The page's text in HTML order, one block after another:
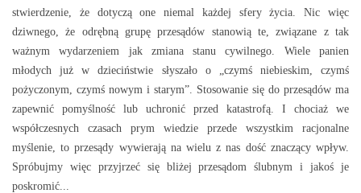
stwierdzenie, że dotyczą one niemal każdej sfery życia. Nic więc
dziwnego, że odrębną grupę przesądów stanowią te, związane z tak
ważnym wydarzeniem jak zmiana stanu cywilnego. Wiele panien
młodych już w dzieciństwie słyszało o „czymś niebieskim, czymś
pożyczonym, czymś nowym i starym”. Stosowanie się do przesądów ma
zapewnić pomyślność lub uchronić przed katastrofą. I chociaż we
współczesnych czasach prym wiedzie przede wszystkim racjonalne
myślenie, to przesądy wywierają na wielu z nas dość znaczący wpływ.
Spróbujmy więc przyjrzeć się bliżej przesądom ślubnym i jakoś je
poskromić...